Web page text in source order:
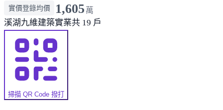
實價登錄均價 1,605 萬
溪湖九維建築實業共 19 戶
掃描 QR Code 撥打